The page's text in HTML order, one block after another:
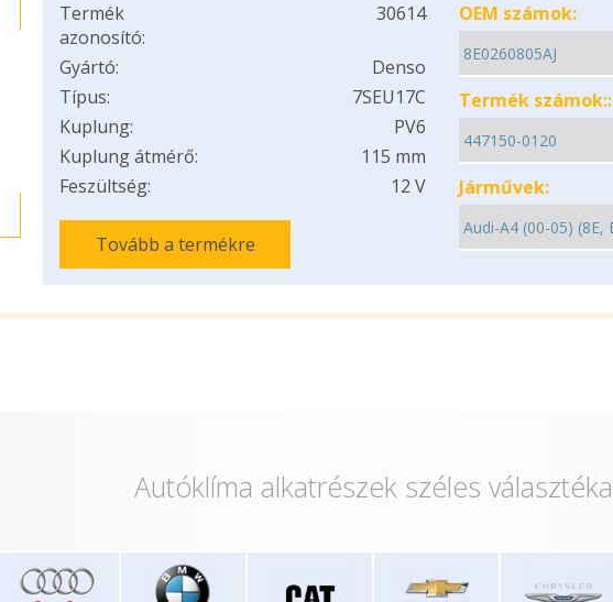
Termék
azonosító:
30614
Gyártó:
Denso
Típus:
7SEU17C
Kuplung:
PV6
Kuplung átmérő:
115 mm
Feszültség:
12 V
Tovább a termékre
OEM számok:
Termék számok::
Járművek:
Autóklíma alkatrészek széles választéka